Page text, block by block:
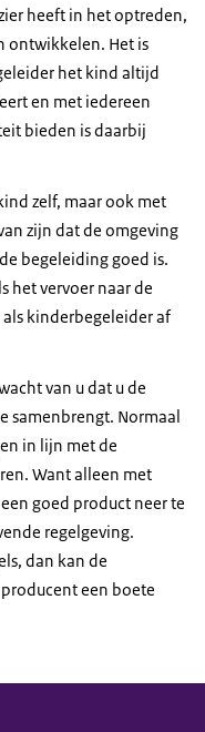
heeft in het optreden,
ontwikkelen. Het is
het kind altijd
en met iedereen
bieden is daarbij
zelf, maar ook met
zijn dat de omgeving
begeleiding goed is.
het vervoer naar de
kinderbegeleider af
van u dat u de
samenbrengt. Normaal
in lijn met de
Want alleen met
goed product neer te
regelgeving.
dan kan de
een boete